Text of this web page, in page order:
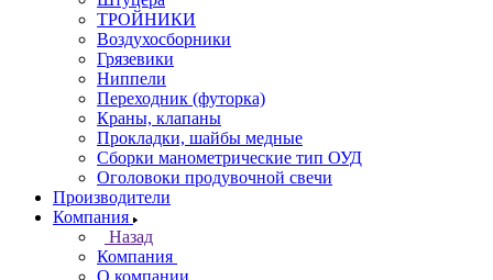
ТРОЙНИКИ
Воздухосборники
Грязевики
Ниппели
Переходник (футорка)
Краны, клапаны
Прокладки, шайбы медные
Сборки манометрические тип ОУД
Оголовоки продувочной свечи
Производители
Компания
Назад
Компания
О компании